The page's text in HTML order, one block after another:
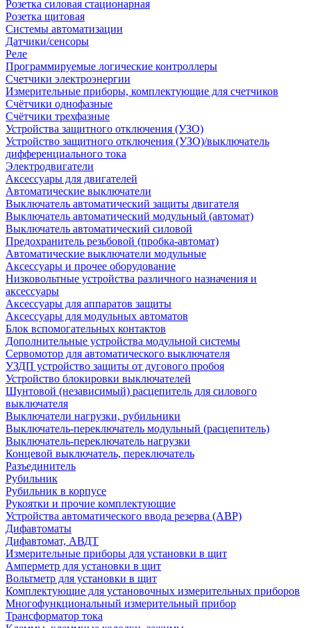
Розетка силовая стационарная
Розетка щитовая
Системы автоматизации
Датчики/сенсоры
Реле
Программируемые логические контроллеры
Счетчики электроэнергии
Измерительные приборы, комплектующие для счетчиков
Счётчики однофазные
Счётчики трехфазные
Устройства защитного отключения (УЗО)
Устройство защитного отключения (УЗО)/выключатель
дифференциального тока
Электродвигатели
Аксессуары для двигателей
Автоматические выключатели
Выключатель автоматический защиты двигателя
Выключатель автоматический модульный (автомат)
Выключатель автоматический силовой
Предохранитель резьбовой (пробка-автомат)
Автоматические выключатели модульные
Аксессуары и прочее оборудование
Низковольтные устройства различного назначения и
аксессуары
Аксессуары для аппаратов защиты
Аксессуары для модульных автоматов
Блок вспомогательных контактов
Дополнительные устройства модульной системы
Сервомотор для автоматического выключателя
УЗДП устройство защиты от дугового пробоя
Устройство блокировки выключателей
Шунтовой (независимый) расцепитель для силового
выключателя
Выключатели нагрузки, рубильники
Выключатель-переключатель модульный (расцепитель)
Выключатель-переключатель нагрузки
Концевой выключатель, переключатель
Разъединитель
Рубильник
Рубильник в корпусе
Рукоятки и прочие комплектующие
Устройства автоматического ввода резерва (АВР)
Дифавтоматы
Дифавтомат, АВДТ
Измерительные приборы для установки в щит
Амперметр для установки в щит
Вольтметр для установки в щит
Комплектующие для установочных измерительных приборов
Многофункциональный измерительный прибор
Трансформатор тока